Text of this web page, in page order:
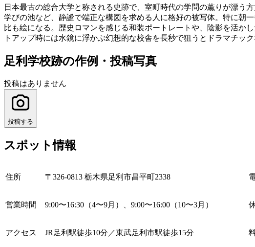
日本最古の総合大学と称される史跡で、室町時代の学問の薫りが漂う
学びの池など、静謐で端正な構図を求める人に格好の被写体。特に朝
比も絵になる。歴史ロマンを感じる和装ポートレートや、陰影を活か
トアップ時には水鏡に浮かぶ幻想的な校舎を長秒で狙うとドラマチック
足利学校跡の作例・投稿写真
投稿はありません
投稿する
スポット情報
住所 〒326-0813 栃木県足利市昌平町2338
営業時間 9:00〜16:30（4〜9月）、9:00〜16:00（10〜3月）
アクセス JR足利駅徒歩10分／東武足利市駅徒歩15分